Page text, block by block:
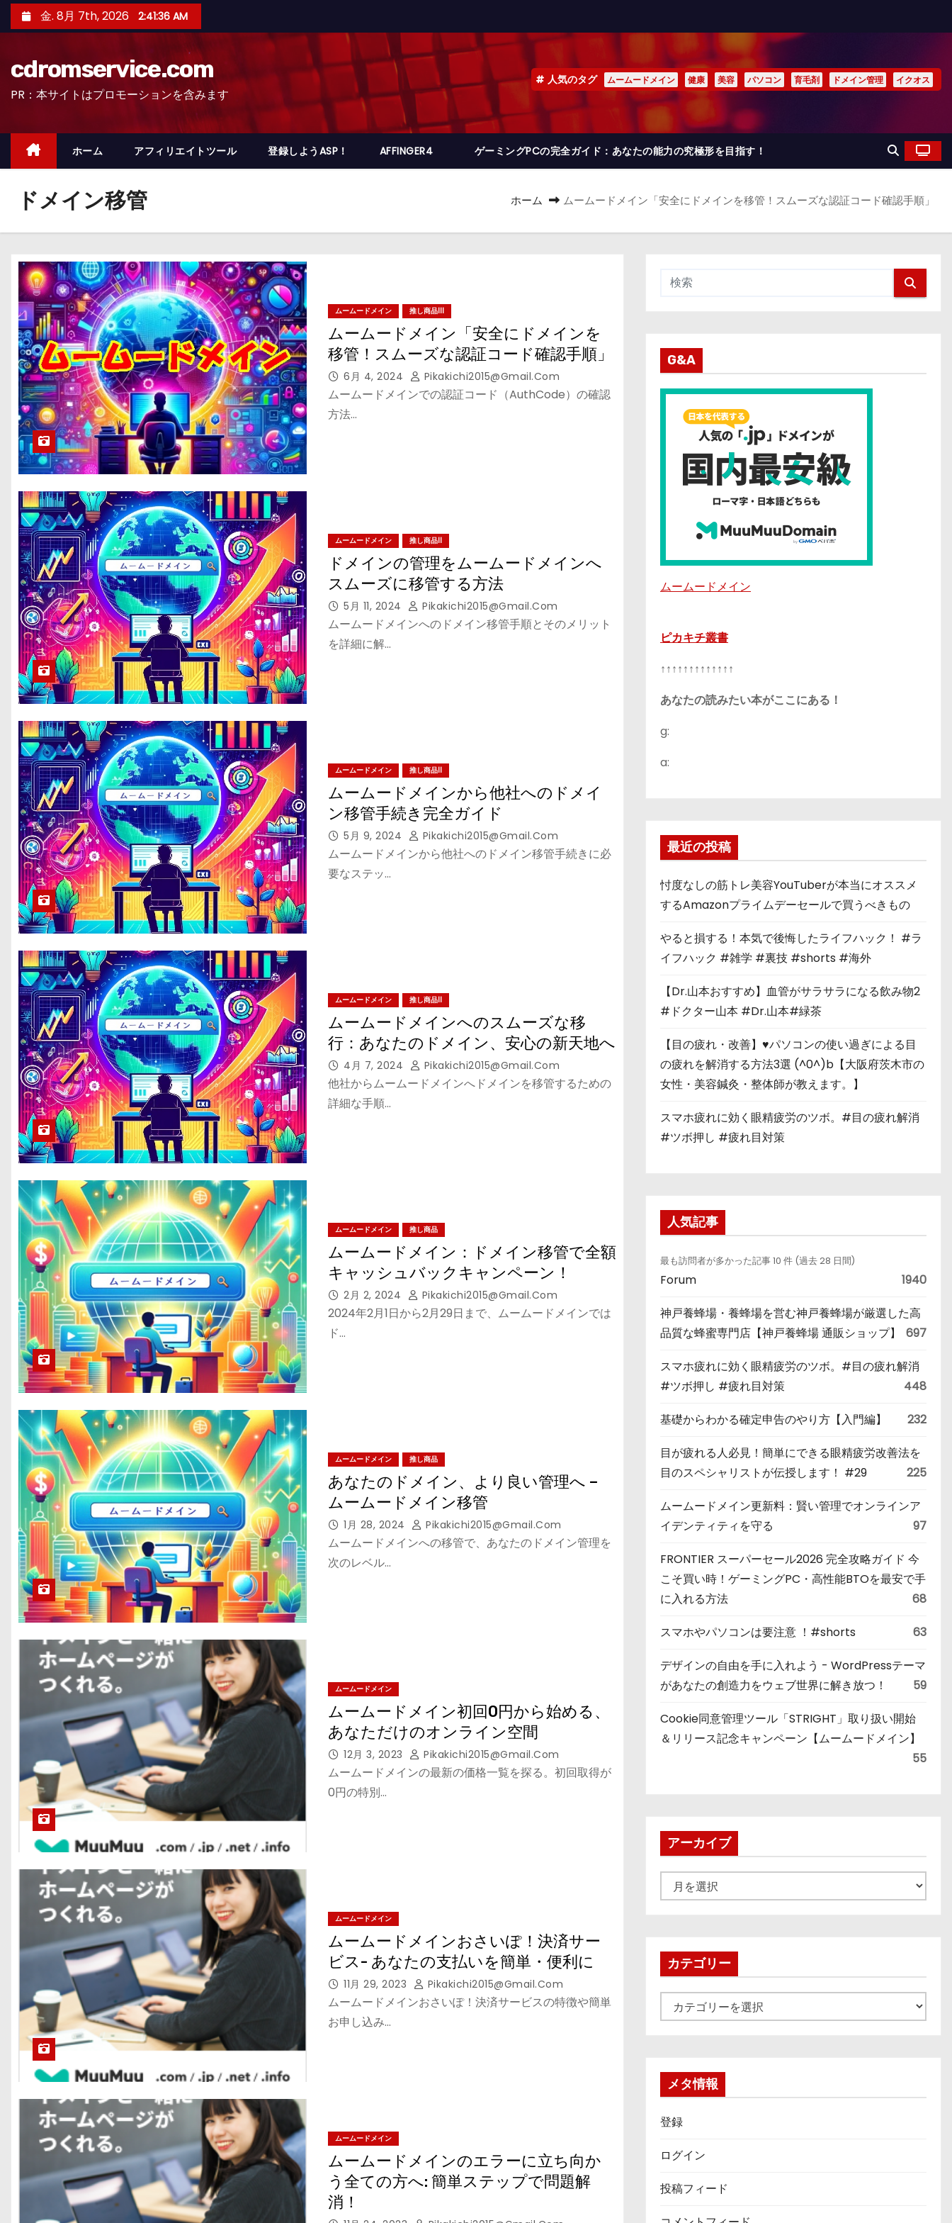
ン
ッ
金. 8月 7th, 2026 2:41:37 AM
cdromservice.com
PR：本サイトはプロモーションを含みます
人気のタグ ムームードメイン 健康 美容 パソコン 育毛剤 ドメイン管理 イクオス
ホーム アフィリエイトツール 登録しようASP！ AFFINGER4 ゲーミングPCの完全ガイド：あなたの能力の究極形を目指す！
ドメイン移管 ホーム ムームードメイン「安全にドメインを移管！スムーズな認証コード確認手順」
ムームードメイン 推し商品III
ムームードメイン「安全にドメインを
移管！スムーズな認証コード確認手順」
6月 4, 2024 Pikakichi2015@gmail.com
ムームードメインでの認証コード（AuthCode）の確認
方法…
ムームードメイン 推し商品II
ドメインの管理をムームードメインへ
スムーズに移管する方法
5月 11, 2024 Pikakichi2015@gmail.com
ムームードメインへのドメイン移管手順とそのメリット
を詳細に解…
ムームードメイン 推し商品II
ムームードメインから他社へのドメイ
ン移管手続き完全ガイド
5月 9, 2024 Pikakichi2015@gmail.com
ムームードメインから他社へのドメイン移管手続きに必
要なステッ…
ムームードメイン 推し商品II
ムームードメインへのスムーズな移
行：あなたのドメイン、安心の新天地へ
4月 7, 2024 Pikakichi2015@gmail.com
他社からムームードメインへドメインを移管するための
詳細な手順…
ムームードメイン 推し商品
ムームードメイン：ドメイン移管で全額
キャッシュバックキャンペーン！
2月 2, 2024 Pikakichi2015@gmail.com
2024年2月1日から2月29日まで、ムームードメインでは
ド…
ムームードメイン 推し商品
あなたのドメイン、より良い管理へ –
ムームードメイン移管
1月 28, 2024 Pikakichi2015@gmail.com
ムームードメインへの移管で、あなたのドメイン管理を
次のレベル…
ムームードメイン
ムームードメイン初回0円から始める、
あなただけのオンライン空間
12月 3, 2023 Pikakichi2015@gmail.com
ムームードメインの最新の価格一覧を探る。初回取得が
0円の特別…
ムームードメイン
ムームードメインおさいぽ！決済サー
ビス- あなたの支払いを簡単・便利に
11月 29, 2023 Pikakichi2015@gmail.com
ムームードメインおさいぽ！決済サービスの特徴や簡単
お申し込み…
ムームードメイン
ムームードメインのエラーに立ち向か
う全ての方へ: 簡単ステップで問題解
消！
G&A
ムームードメイン
ピカキチ叢書
↑↑↑↑↑↑↑↑↑↑↑↑↑
あなたの読みたい本がここにある！
g:
a:
最近の投稿
忖度なしの筋トレ美容YouTuberが本当にオススメ
するAmazonプライムデーセールで買うべきもの
やると損する！本気で後悔したライフハック！ #ラ
イフハック #雑学 #裏技 #shorts #海外
【Dr.山本おすすめ】血管がサラサラになる飲み物2
#ドクター山本 #Dr.山本#緑茶
【目の疲れ・改善】♥パソコンの使い過ぎによる目
の疲れを解消する方法3選 (^0^)b【大阪府茨木市の
女性・美容鍼灸・整体師が教えます。】
スマホ疲れに効く眼精疲労のツボ。#目の疲れ解消
#ツボ押し #疲れ目対策
人気記事
最も訪問者が多かった記事 10 件 (過去 28 日間)
Forum 1940
神戸養蜂場・養蜂場を営む神戸養蜂場が厳選した高
品質な蜂蜜専門店【神戸養蜂場 通販ショップ】
697
スマホ疲れに効く眼精疲労のツボ。#目の疲れ解消
#ツボ押し #疲れ目対策
448
基礎からわかる確定申告のやり方【入門編】 232
目が疲れる人必見！簡単にできる眼精疲労改善法を
目のスペシャリストが伝授します！ #29
225
ムームードメイン更新料：賢い管理でオンラインア
イデンティティを守る
97
FRONTIER スーパーセール2026 完全攻略ガイド 今
こそ買い時！ゲーミングPC・高性能BTOを最安で手
に入れる方法
68
スマホやパソコンは要注意 ！#shorts 63
デザインの自由を手に入れよう - WordPressテーマ
があなたの創造力をウェブ世界に解き放つ！
59
Cookie同意管理ツール「STRIGHT」取り扱い開始
＆リリース記念キャンペーン【ムームードメイン】
55
アーカイブ
ー
ブカテゴリー
テ
メタ情報
登録
ログイン
投稿フィード